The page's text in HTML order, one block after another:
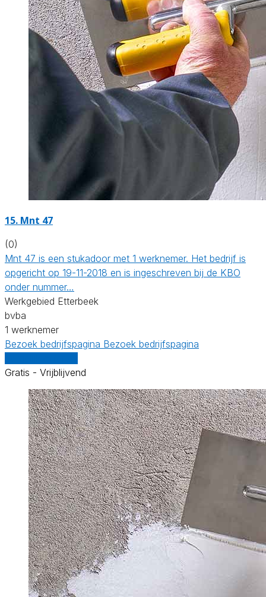
15. Mnt 47
(0)
Mnt 47 is een stukadoor met 1 werknemer. Het bedrijf is
opgericht op 19-11-2018 en is ingeschreven bij de KBO
onder nummer…
Werkgebied Etterbeek
bvba
1 werknemer
Bezoek bedrijfspagina Bezoek bedrijfspagina
Gratis - Vrijblijvend